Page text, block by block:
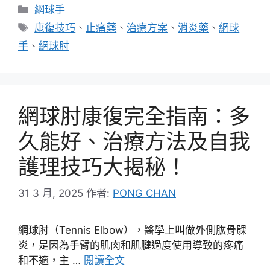
分
類
網球手
標
籤
康復技巧 、 止痛藥 、 治療方案 、消炎藥 、網球
手 、 網球肘
網球肘康復完全指南：多
久能好、治療方法及自我
護理技巧大揭秘！
31 3 月, 2025 作者: PONG CHAN
網球肘（Tennis Elbow），醫學上叫做外側肱骨髁
炎，是因為手臂的肌肉和肌腱過度使用導致的疼痛
和不適，主 … 閱讀全文